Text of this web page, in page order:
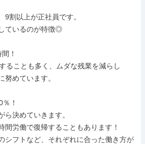
9割以上が正社員です。
ているのが特徴◎
！
ることも多く、ムダな残業を減らし
努めています。
！
ら決めていきます。
間労働で復帰することもあります！
シフトなど、それぞれに合った働き方が